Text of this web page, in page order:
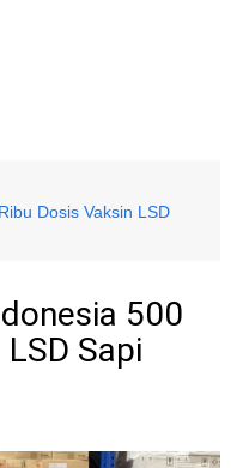
Dosis Vaksin LSD
500
Sapi